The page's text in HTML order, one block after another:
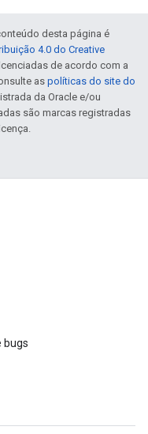
desta página é
4.0 do Creative
de acordo com a
aspolíticas do site do
da Oracle e/ou
são marcas registradas
bugs